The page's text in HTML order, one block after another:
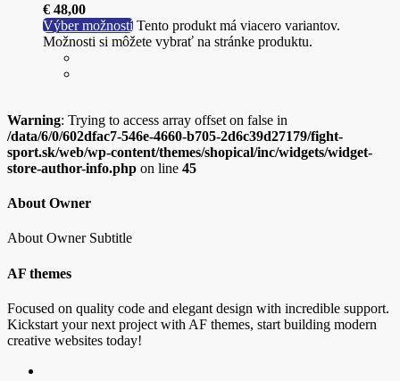
€ 48,00
Výber možností Tento produkt má viacero variantov.
Možnosti si môžete vybrať na stránke produktu.
Warning: Trying to access array offset on false in
/data/6/0/602dfac7-546e-4660-b705-2d6c39d27179/fight-
sport.sk/web/wp-content/themes/shopical/inc/widgets/widget-
store-author-info.php on line 45
About Owner
About Owner Subtitle
AF themes
Focused on quality code and elegant design with incredible support.
Kickstart your next project with AF themes, start building modern
creative websites today!